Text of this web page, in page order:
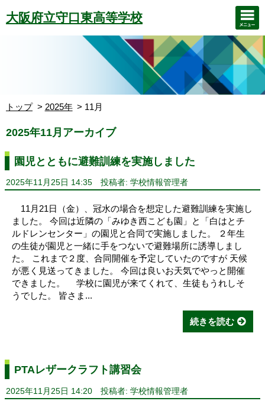
大阪府立守口東高等学校
トップ 2025年 11月
2025年11月アーカイブ
園児とともに避難訓練を実施しました
2025年11月25日 14:35 投稿者: 学校情報管理者
11月21日（金）、冠水の場合を想定した避難訓練を実施し
ました。 今回は近隣の「みゆき西こども園」と「白はとチ
ルドレンセンター」の園児と合同で実施しました。 ２年生
の生徒が園児と一緒に手をつないで避難場所に誘導しまし
た。 これまで２度、合同開催を予定していたのですが 天候
が悪く見送ってきました。 今回は良いお天気でやっと開催
できました。 学校に園児が来てくれて、生徒もうれしそ
うでした。 皆さま...
続きを読む
PTAレザークラフト講習会
2025年11月25日 14:20 投稿者: 学校情報管理者